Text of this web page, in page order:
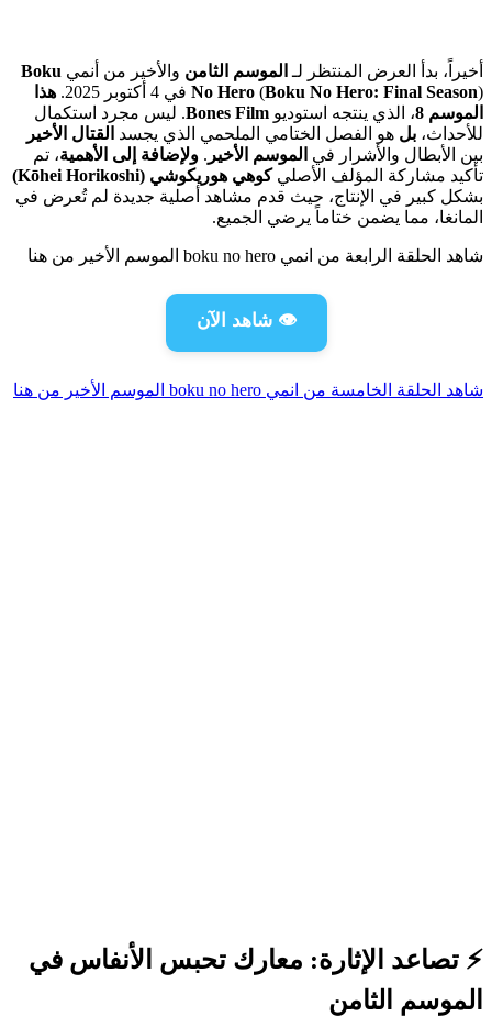
أخيراً، بدأ العرض المنتظر لـ الموسم الثامن والأخير من أنمي Boku
No Hero (Boku No Hero: Final Season) في 4 أكتوبر 2025.
هذا
الموسم 8
، الذي ينتجه استوديو Bones Film. ليس مجرد استكمال
للأحداث، بل هو الفصل الختامي الملحمي الذي يجسد القتال الأخير
بين الأبطال والأشرار في الموسم الأخير . ولإضافة إلى الأهمية، تم
تأكيد مشاركة المؤلف الأصليكوهي هوريكوشي (Kōhei Horikoshi)
بشكل كبير في الإنتاج، حيث قدم مشاهد أصلية جديدة لم تُعرض في
المانغا، مما يضمن ختاماً يرضي الجميع.
شاهد الحلقة الرابعة من انمي boku no hero الموسم الأخير من هنا
👁️ شاهد الآن
شاهد الحلقة الخامسة من انمي boku no hero الموسم الأخير من هنا
⚡️ تصاعد الإثارة: معارك تحبس الأنفاس في
الموسم الثامن